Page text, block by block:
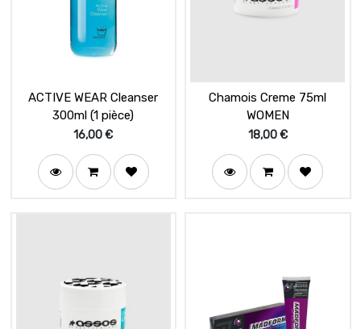
ACTIVE WEAR Cleanser
300ml (1 pièce)
16,00€
Chamois Creme 75ml
WOMEN
18,00€